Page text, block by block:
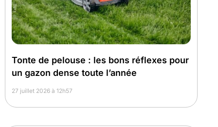
Tonte de pelouse : les bons réflexes pour
un gazon dense toute l’année
27 juillet 2026 à 12h57